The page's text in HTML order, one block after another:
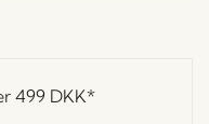
499 DKK*